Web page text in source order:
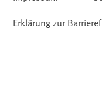
Erklärung zur